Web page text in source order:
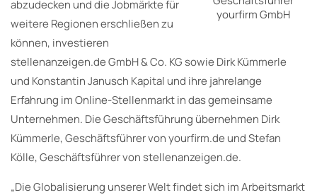
yourfirm GmbH
abzudecken und die Jobmärkte für
weitere Regionen erschließen zu
können, investieren
stellenanzeigen.de GmbH & Co. KG sowie Dirk Kümmerle
und Konstantin Janusch Kapital und ihre jahrelange
Erfahrung im Online-Stellenmarkt in das gemeinsame
Unternehmen. Die Geschäftsführung übernehmen Dirk
Kümmerle, Geschäftsführer von yourfirm.de und Stefan
Kölle, Geschäftsführer von stellenanzeigen.de.
„Die Globalisierung unserer Welt findet sich im Arbeitsmarkt